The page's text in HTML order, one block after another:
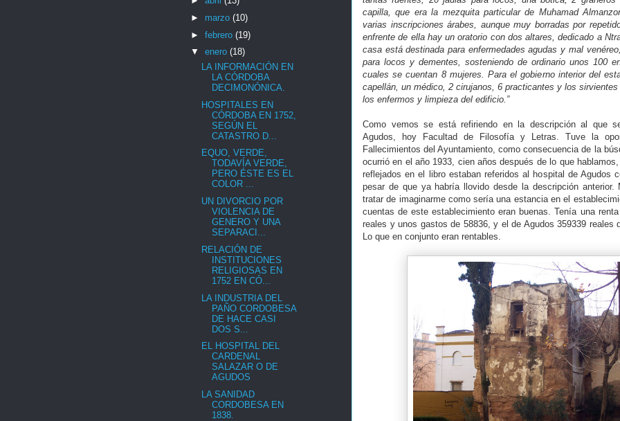
capilla, que era la mezquita particular de Muhamad
varias inscripciones árabes, aunque muy borradas por
enfrente de ella hay un oratorio con dos altares, dedicado a
casa está destinada para enfermedades agudas y mal
para locos y dementes, sosteniendo de ordinario unos 100
cuales se cuentan 8 mujeres. Para el gobierno interior del
capellán, un médico, 2 cirujanos, 6 practicantes y los
los enfermos y limpieza del edificio.”
Como vemos se está refiriendo en la descripción al que
Agudos, hoy Facultad de Filosofía y Letras. Tuve la
Fallecimientos del Ayuntamiento, como consecuencia de la
ocurrió en el año 1933, cien años después de lo que
reflejados en el libro estaban referidos al hospital de Agudos
pesar de que ya habría llovido desde la descripción anterior.
tratar de imaginarme como sería una estancia en el
cuentas de este establecimiento eran buenas. Tenía una
reales y unos gastos de 58836, y el de Agudos 359339 reales
Lo que en conjunto eran rentables.
► marzo (10)
► febrero (19)
▼ enero (18)
LA INFORMACIÓN EN
LA CÓRDOBA
DECIMONÓNICA.
HOSPITALES EN
CÓRDOBA EN 1752,
SEGÚN EL
CATASTRO D...
EQUO, VERDE,
TODAVÍA VERDE,
PERO ÉSTE ES EL
COLOR ...
UN DIVORCIO POR
VIOLENCIA DE
GENERO Y UNA
SEPARACI...
RELACIÓN DE
INSTITUCIONES
RELIGIOSAS EN
1752 EN CÓ...
LA INDUSTRIA DEL
PAÑO CORDOBESA
DE HACE CASI
DOS S...
EL HOSPITAL DEL
CARDENAL
SALAZAR O DE
AGUDOS
LA SANIDAD
CORDOBESA EN
1838.